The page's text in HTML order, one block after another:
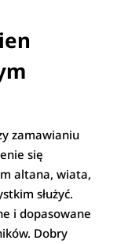
zamawianiu
się
altana, wiata,
służyć.
i dopasowane
Dobry